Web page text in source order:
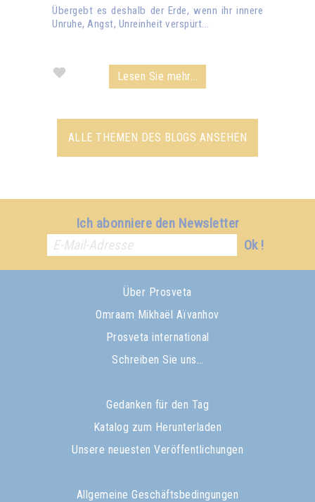
Übergebt es deshalb der Erde, wenn ihr innere
Unruhe, Angst, Unreinheit verspürt...
Lesen Sie mehr...
ALLE THEMEN DES BLOGS ANSEHEN
Ich abonniere den Newsletter
Ok !
Über Prosveta
Omraam Mikhaël Aïvanhov
Prosveta international
Schreiben Sie uns…
Gedanken für den Tag
Katalog zum Herunterladen
Unsere neuesten Veröffentlichungen
Allgemeine Geschäftsbedingungen